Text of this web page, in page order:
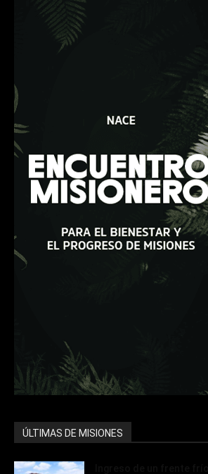
ÚLTIMAS DE MISIONES